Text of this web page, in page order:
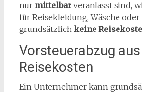
nur mittelbar veranlasst sind,
für Reisekleidung, Wäsche oder
grundsätzlich keine
Vorsteuerabzug aus
Reisekosten
Ein Unternehmer kann